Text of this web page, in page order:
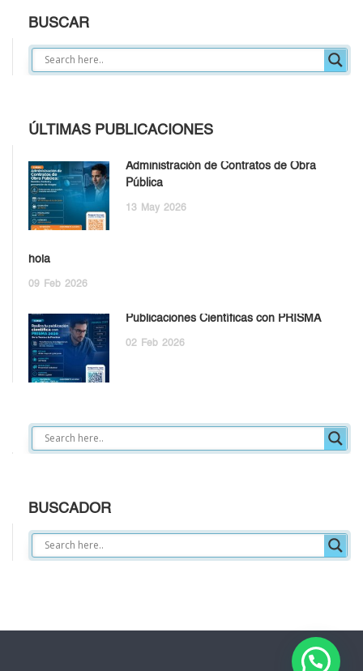
BUSCAR
ÚLTIMAS PUBLICACIONES
Administración de Contratos de Obra
Pública
13 May 2026
hola
09 Feb 2026
Publicaciones Científicas con PRISMA
02 Feb 2026
BUSCADOR